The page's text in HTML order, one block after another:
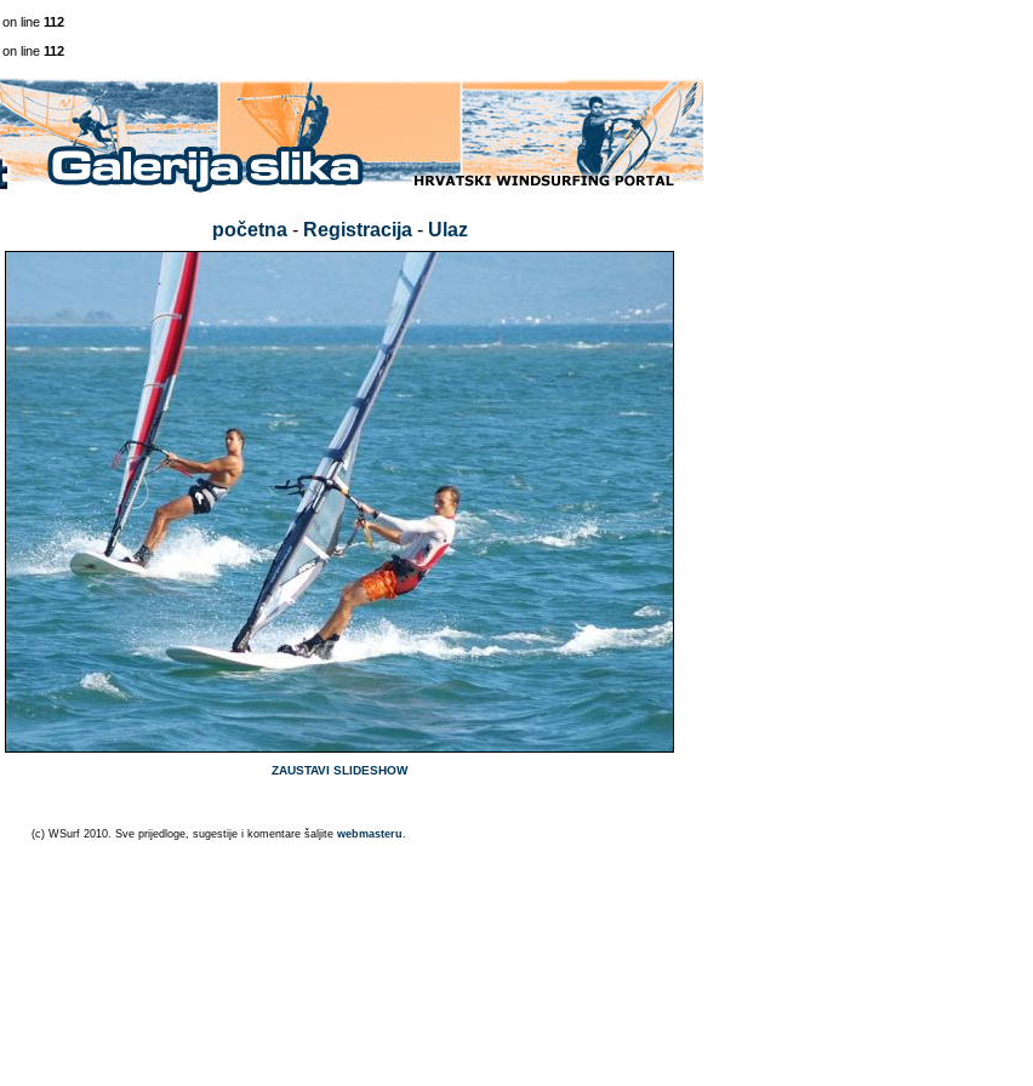
on line 112
on line 112
početna- Registracija- Ulaz
ZAUSTAVI SLIDESHOW
(c) WSurf 2010. Sve prijedloge, sugestije i komentare šaljite webmasteru